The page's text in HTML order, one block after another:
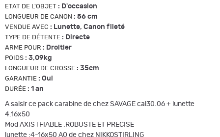
ETAT DE L'OBJET : D'occasion
LONGUEUR DE CANON : 56 cm
VENDUE AVEC : Lunette, Canon fileté
TYPE DE DÉTENTE : Directe
ARME POUR : Droitier
POIDS : 3,09kg
LONGUEUR DE CROSSE : 35cm
GARANTIE : Oui
DURÉE : 1 an
A saisir ce pack carabine de chez SAVAGE cal30.06 + lunette
4.16x50
Mod AXIS l FIABLE .ROBUSTE ET PRECISE
lunette :4-16x50 A0 de chez NIKKOSTIRLING